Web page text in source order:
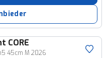
CORE
45cm M 2026